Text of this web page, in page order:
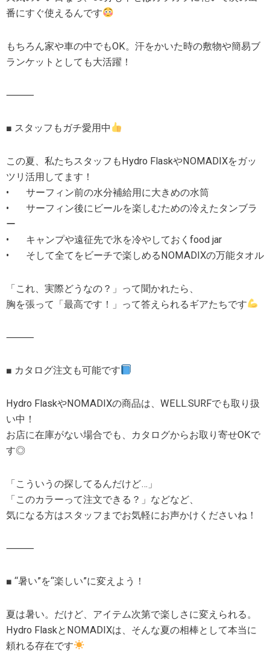
番にすぐ使えるんです
もちろん家や車の中でもOK。汗をかいた時の敷物や簡易ブ
ランケットとしても大活躍！
⸻
■ スタッフもガチ愛用中
この夏、私たちスタッフもHydro FlaskやNOMADIXをガッ
ツリ活用してます！
• サーフィン前の水分補給用に大きめの水筒
• サーフィン後にビールを楽しむための冷えたタンブラ
ー
• キャンプや遠征先で氷を冷やしておくfood jar
• そして全てをビーチで楽しめるNOMADIXの万能タオル
「これ、実際どうなの？」って聞かれたら、
胸を張って「最高です！」って答えられるギアたちです
⸻
■ カタログ注文も可能です
Hydro FlaskやNOMADIXの商品は、WELL.SURFでも取り扱
い中！
お店に在庫がない場合でも、カタログからお取り寄せOKで
す◎
「こういうの探してるんだけど…」
「このカラーって注文できる？」などなど、
気になる方はスタッフまでお気軽にお声かけくださいね！
⸻
■ “暑い”を“楽しい”に変えよう！
夏は暑い。だけど、アイテム次第で楽しさに変えられる。
Hydro FlaskとNOMADIXは、そんな夏の相棒として本当に
頼れる存在です